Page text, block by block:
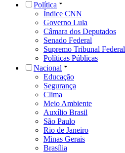
Política
Índice CNN
Governo Lula
Câmara dos Deputados
Senado Federal
Supremo Tribunal Federal
Políticas Públicas
Nacional
Educação
Segurança
Clima
Meio Ambiente
Auxílio Brasil
São Paulo
Rio de Janeiro
Minas Gerais
Brasília